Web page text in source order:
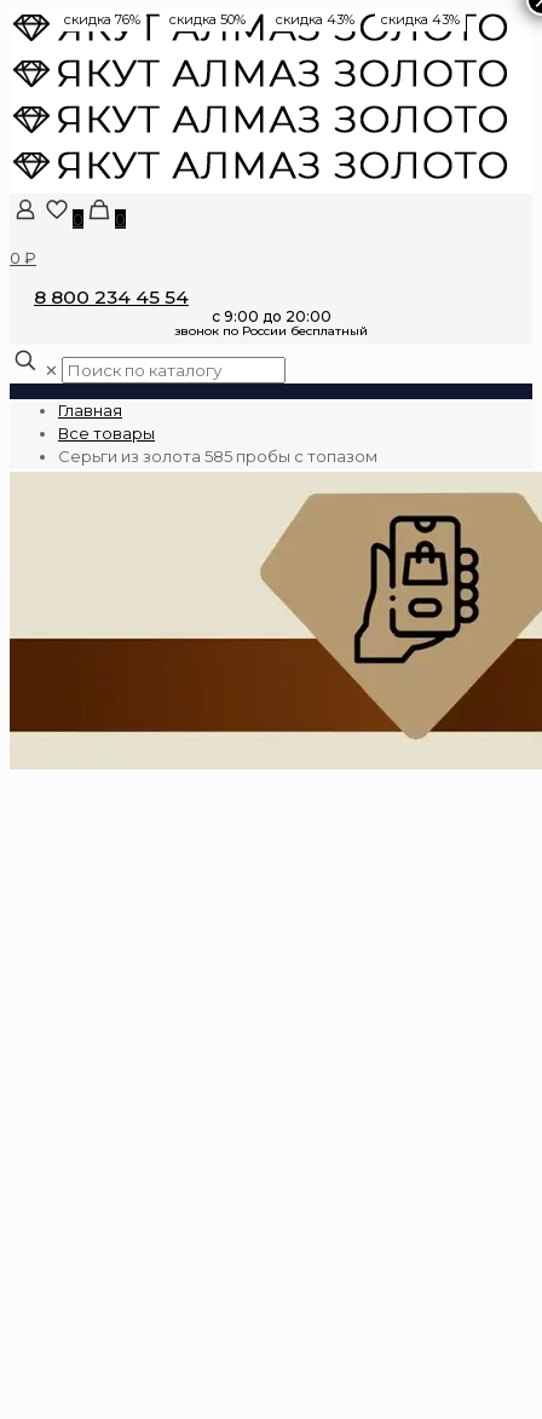
0
0
0 ₽
8 800 234 45 54
✕
Главная
Все товары
Серьги из золота 585 пробы с топазом
скидка 76% скидка 50% скидка 43% скидка 43%